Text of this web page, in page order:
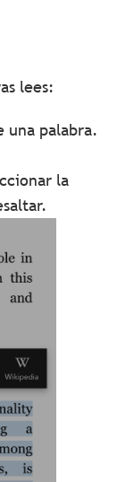
lees:
una palabra.
la